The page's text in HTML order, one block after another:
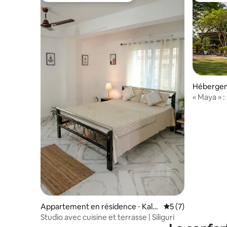
Appartement en résidence ⋅ Kala
bari
Évaluation
5 (7)
Studio avec cuisine et terrasse | Siliguri
« Maya »